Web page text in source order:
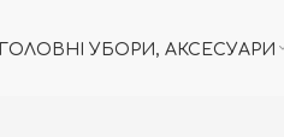
ГОЛОВНІ УБОРИ, АКСЕСУАРИ